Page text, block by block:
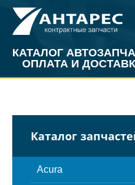
КАТАЛОГ
ОПЛАТА И
Каталог
Acura